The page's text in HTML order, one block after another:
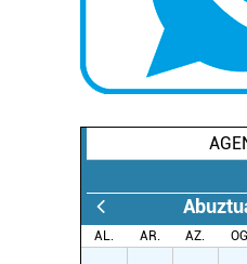
AL. AR. AZ.